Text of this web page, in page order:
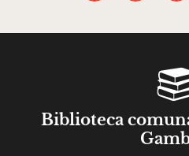
Biblioteca